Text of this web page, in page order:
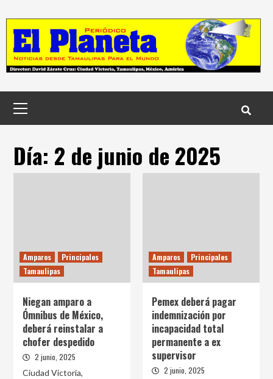
to
content
principal
Día: 2 de junio de 2025
Amparos
Principales
Tamaulipas
Niegan amparo a
Ómnibus de México,
deberá reinstalar a
chofer despedido
2 junio, 2025
Ciudad Victoria,
Amparos
Principales
Tamaulipas
Pemex deberá pagar
indemnización por
incapacidad total
permanente a ex
supervisor
2 junio, 2025